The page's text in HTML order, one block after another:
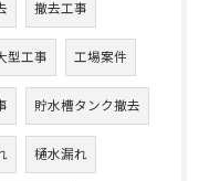
撤去工事
型工事 工場案件
貯水槽タンク撤去
樋水漏れ